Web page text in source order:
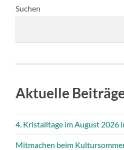
Suchen
Aktuelle
4. Kristalltage im August 2026
Mitmachen beim